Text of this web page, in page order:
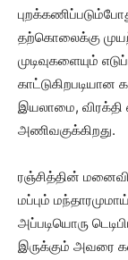
தற்கொலைக்கு
முடிவுகளையும்
இயலாமை, விரக்தி
அணிவகுக்கிறது.
ரஞ்சித்தின்
மப்பும்
அப்படியொரு
இருக்கும் அவரை